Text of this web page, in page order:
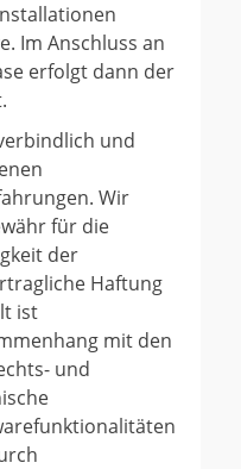
Im Anschluss an
erfolgt dann der
und
Wir
für die
der
Haftung
ist
mit den
und